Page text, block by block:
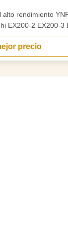
rendimiento
EX200-2 EX200-3
precio